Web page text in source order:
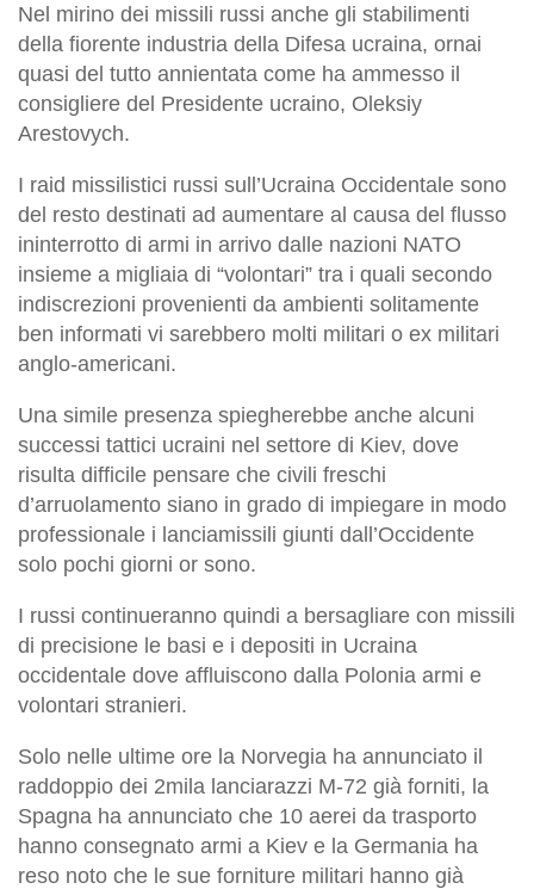
Nel mirino dei missili russi anche gli stabilimenti
della fiorente industria della Difesa ucraina, ornai
quasi del tutto annientata come ha ammesso il
consigliere del Presidente ucraino, Oleksiy
Arestovych.
I raid missilistici russi sull’Ucraina Occidentale sono
del resto destinati ad aumentare al causa del flusso
ininterrotto di armi in arrivo dalle nazioni NATO
insieme a migliaia di “volontari” tra i quali secondo
indiscrezioni provenienti da ambienti solitamente
ben informati vi sarebbero molti militari o ex militari
anglo-americani.
Una simile presenza spiegherebbe anche alcuni
successi tattici ucraini nel settore di Kiev, dove
risulta difficile pensare che civili freschi
d’arruolamento siano in grado di impiegare in modo
professionale i lanciamissili giunti dall’Occidente
solo pochi giorni or sono.
I russi continueranno quindi a bersagliare con missili
di precisione le basi e i depositi in Ucraina
occidentale dove affluiscono dalla Polonia armi e
volontari stranieri.
Solo nelle ultime ore la Norvegia ha annunciato il
raddoppio dei 2mila lanciarazzi M-72 già forniti, la
Spagna ha annunciato che 10 aerei da trasporto
hanno consegnato armi a Kiev e la Germania ha
reso noto che le sue forniture militari hanno già